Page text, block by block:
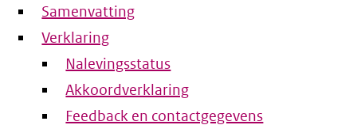
Samenvatting
Verklaring
Nalevingsstatus
Akkoordverklaring
Feedback en contactgegevens